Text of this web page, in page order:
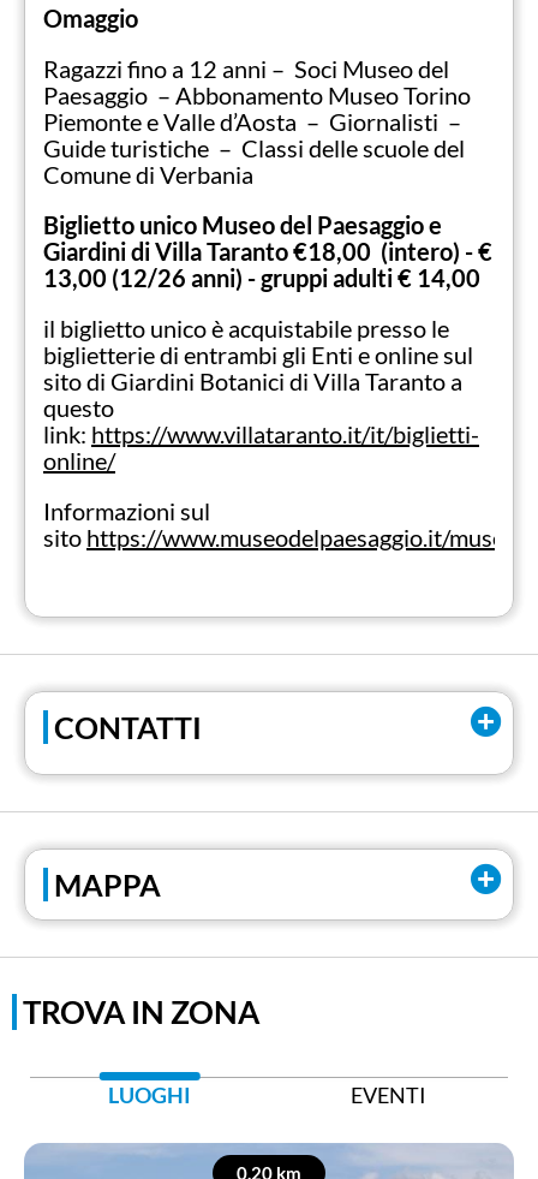
Omaggio
Ragazzi fino a 12 anni – Soci Museo del
Paesaggio – Abbonamento Museo Torino
Piemonte e Valle d’Aosta – Giornalisti –
Guide turistiche – Classi delle scuole del
Comune di Verbania
Biglietto unico Museo del Paesaggio e
Giardini di Villa Taranto €18,00 (intero) - €
13,00 (12/26 anni) - gruppi adulti € 14,00
il biglietto unico è acquistabile presso le
biglietterie di entrambi gli Enti e online sul
sito di Giardini Botanici di Villa Taranto a
questo
link: https://www.villataranto.it/it/biglietti-
online/
Informazioni sul
sito https://www.museodelpaesaggio.it/museo/
CONTATTI
Email:segreteria@museodelpaesaggio.it
Tel: +39 0323557116 (Uffici)
Hashtag Ufficiale:
#Museodelpaesaggio
MAPPA
TROVA IN ZONA
LUOGHI EVENTI
0.20 km